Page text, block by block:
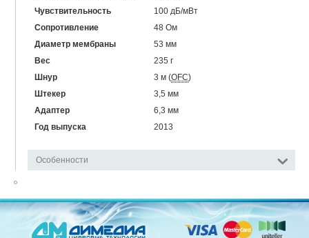
Чувствительность
100 дБ/мВт
Сопротивление
48 Ом
Диаметр мембраны
53 мм
Вес
235 г
Шнур
3 м (OFC)
Штекер
3,5 мм
Адаптер
6,3 мм
Год выпуска
2013
Особенности